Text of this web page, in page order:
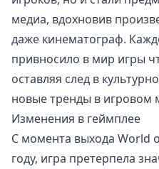
медиа, вдохновив
даже кинематограф.
привносило в мир игры
оставляя след в
новые тренды в игровом
Изменения в геймплее
С момента выхода World
году, игра претерпела